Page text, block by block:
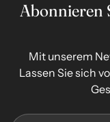
Abonnieren
Mit unserem
Lassen Sie sich